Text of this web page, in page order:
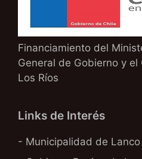
Financiamiento del
General de Gobierno y el
Los Ríos
Links de Interés
- Municipalidad de Lanco